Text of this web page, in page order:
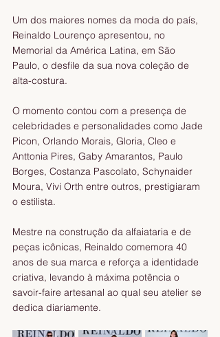
Um dos maiores nomes da moda do país,
Reinaldo Lourenço apresentou, no
Memorial da América Latina, em São
Paulo, o desfile da sua nova coleção de
alta-costura.
O momento contou com a presença de
celebridades e personalidades como Jade
Picon, Orlando Morais, Gloria, Cleo e
Anttonia Pires, Gaby Amarantos, Paulo
Borges, Costanza Pascolato, Schynaider
Moura, Vivi Orth entre outros, prestigiaram
o estilista.
Mestre na construção da alfaiataria e de
peças icônicas, Reinaldo comemora 40
anos de sua marca e reforça a identidade
criativa, levando à máxima potência o
savoir-faire artesanal ao qual seu atelier se
dedica diariamente.